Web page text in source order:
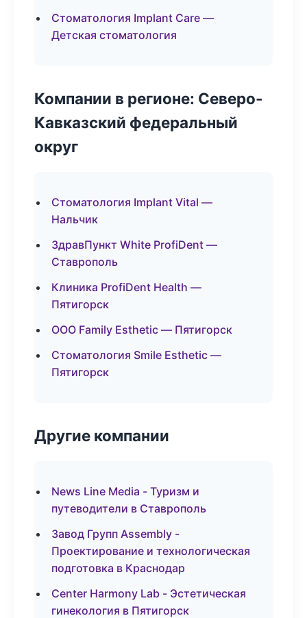
Стоматология Implant Care —
Детская стоматология
Компании в регионе: Северо-
Кавказский федеральный
округ
Стоматология Implant Vital —
Нальчик
ЗдравПункт White ProfiDent —
Ставрополь
Клиника ProfiDent Health —
Пятигорск
ООО Family Esthetic — Пятигорск
Стоматология Smile Esthetic —
Пятигорск
Другие компании
News Line Media - Туризм и
путеводители в Ставрополь
Завод Групп Assembly -
Проектирование и технологическая
подготовка в Краснодар
Center Harmony Lab - Эстетическая
гинекология в Пятигорск